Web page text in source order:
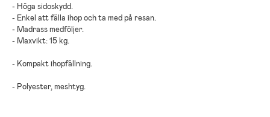
- Höga sidoskydd.
- Enkel att fälla ihop och ta med på resan.
- Madrass medföljer.
- Maxvikt: 15 kg.
- Kompakt ihopfällning.
- Polyester, meshtyg.